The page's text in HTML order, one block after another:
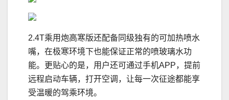
2.4T乘用炮高寒版还配备同级独有的可加热喷水
嘴，在极寒环境下也能保证正常的喷玻璃水功
能。更贴心的是，用户还可通过手机APP，提前
远程启动车辆，打开空调，让每一次征途都能享
受温暖的驾乘环境。